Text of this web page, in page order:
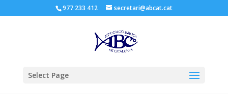
977 233 412 secretari@abcat.cat
Select Page